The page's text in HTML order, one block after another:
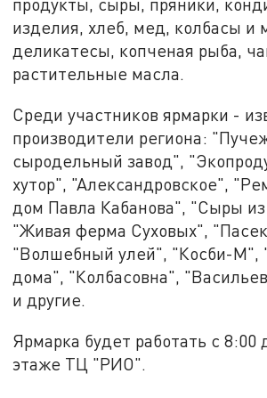
продукты, сыры, пряники,
изделия, хлеб, мед, колбасы и
деликатесы, копченая рыба,
растительные масла.
Среди участников ярмарки -
производители региона:
сыродельный завод",
хутор", "Александровское",
дом Павла Кабанова", "Сыры из
"Живая ферма Суховых",
"Волшебный улей", "Косби-М",
дома", "Колбасовна",
и другие.
Ярмарка будет работать с 8:00
этаже ТЦ "РИО".